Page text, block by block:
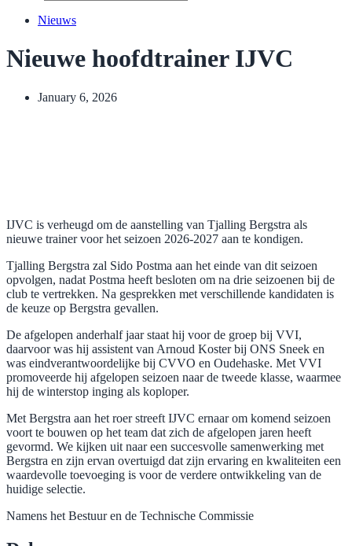
Nieuws
Nieuwe hoofdtrainer IJVC
January 6, 2026
IJVC is verheugd om de aanstelling van Tjalling Bergstra als
nieuwe trainer voor het seizoen 2026-2027 aan te kondigen.
Tjalling Bergstra zal Sido Postma aan het einde van dit seizoen
opvolgen, nadat Postma heeft besloten om na drie seizoenen bij de
club te vertrekken. Na gesprekken met verschillende kandidaten is
de keuze op Bergstra gevallen.
De afgelopen anderhalf jaar staat hij voor de groep bij VVI,
daarvoor was hij assistent van Arnoud Koster bij ONS Sneek en
was eindverantwoordelijke bij CVVO en Oudehaske. Met VVI
promoveerde hij afgelopen seizoen naar de tweede klasse, waarmee
hij de winterstop inging als koploper.
Met Bergstra aan het roer streeft IJVC ernaar om komend seizoen
voort te bouwen op het team dat zich de afgelopen jaren heeft
gevormd. We kijken uit naar een succesvolle samenwerking met
Bergstra en zijn ervan overtuigd dat zijn ervaring en kwaliteiten een
waardevolle toevoeging is voor de verdere ontwikkeling van de
huidige selectie.
Namens het Bestuur en de Technische Commissie